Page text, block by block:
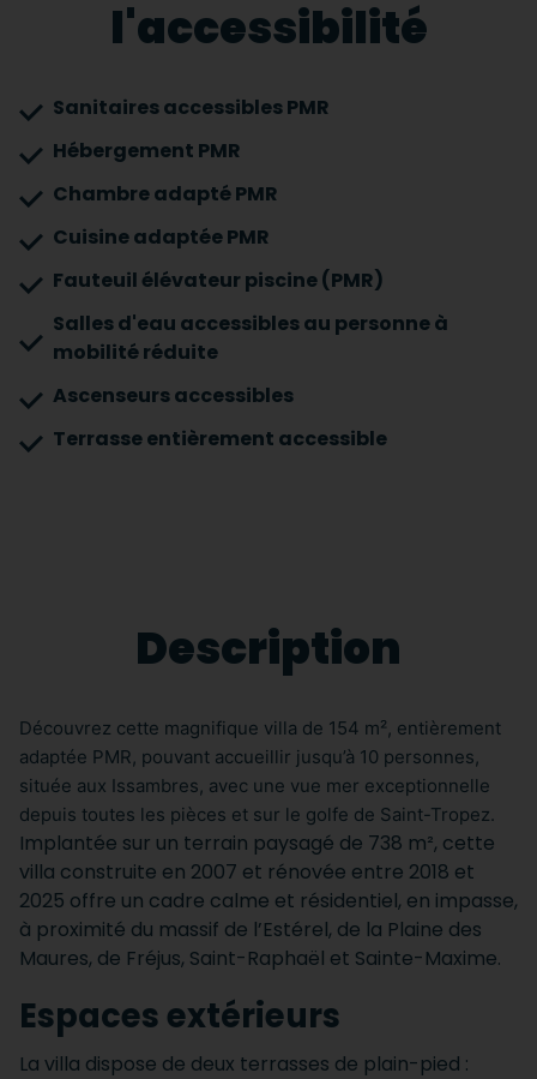
l'accessibilité
Sanitaires accessibles PMR
Hébergement PMR
Chambre adapté PMR
Cuisine adaptée PMR
Fauteuil élévateur piscine (PMR)
Salles d'eau accessibles au personne à
mobilité réduite
Ascenseurs accessibles
Terrasse entièrement accessible
Description
Découvrez cette magnifique villa de 154 m², entièrement
adaptée PMR, pouvant accueillir jusqu’à 10 personnes,
située aux Issambres, avec une vue mer exceptionnelle
depuis toutes les pièces et sur le golfe de Saint-Tropez.
Implantée sur un terrain paysagé de 738 m², cette
villa construite en 2007 et rénovée entre 2018 et
2025 offre un cadre calme et résidentiel, en impasse,
à proximité du massif de l’Estérel, de la Plaine des
Maures, de Fréjus, Saint-Raphaël et Sainte-Maxime.
Espaces extérieurs
La villa dispose de deux terrasses de plain-pied :